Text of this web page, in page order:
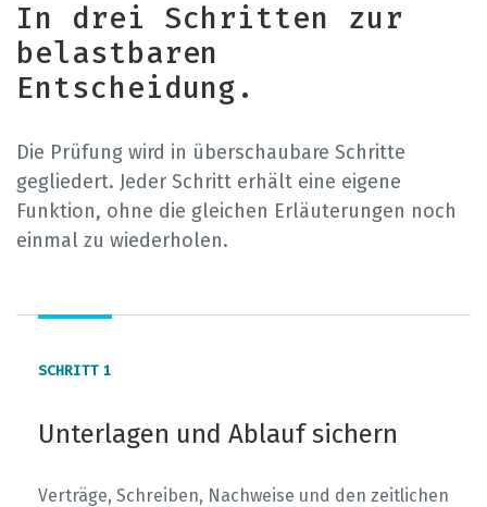
In drei Schritten zur
belastbaren
Entscheidung.
Die Prüfung wird in überschaubare Schritte
gegliedert. Jeder Schritt erhält eine eigene
Funktion, ohne die gleichen Erläuterungen noch
einmal zu wiederholen.
1
Unterlagen und Ablauf sichern
Verträge, Schreiben, Nachweise und den zeitlichen